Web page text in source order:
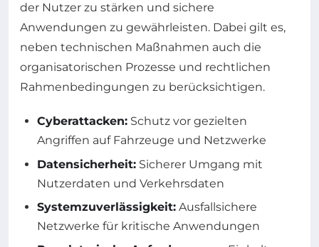
der Nutzer zu stärken und sichere
Anwendungen zu gewährleisten. Dabei gilt es,
neben technischen Maßnahmen auch die
organisatorischen Prozesse und rechtlichen
Rahmenbedingungen zu berücksichtigen.
Cyberattacken: Schutz vor gezielten
Angriffen auf Fahrzeuge und Netzwerke
Datensicherheit: Sicherer Umgang mit
Nutzerdaten und Verkehrsdaten
Systemzuverlässigkeit: Ausfallsichere
Netzwerke für kritische Anwendungen